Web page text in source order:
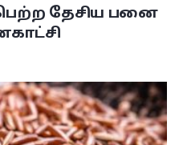
தேசிய பனை